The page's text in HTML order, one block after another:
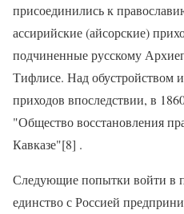
присоединились к
ассирийские (айсорские)
подчиненные русскому
Тифлисе. Над обустройством
приходов впоследствии, в
"Общество восстановления
Кавказе"[8] .
Следующие попытки войти в
единство с Россией